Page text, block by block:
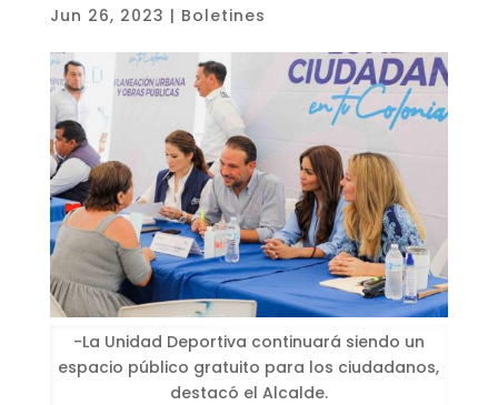
Jun 26, 2023 | Boletines
-La Unidad Deportiva continuará siendo un
espacio público gratuito para los ciudadanos,
destacó el Alcalde.